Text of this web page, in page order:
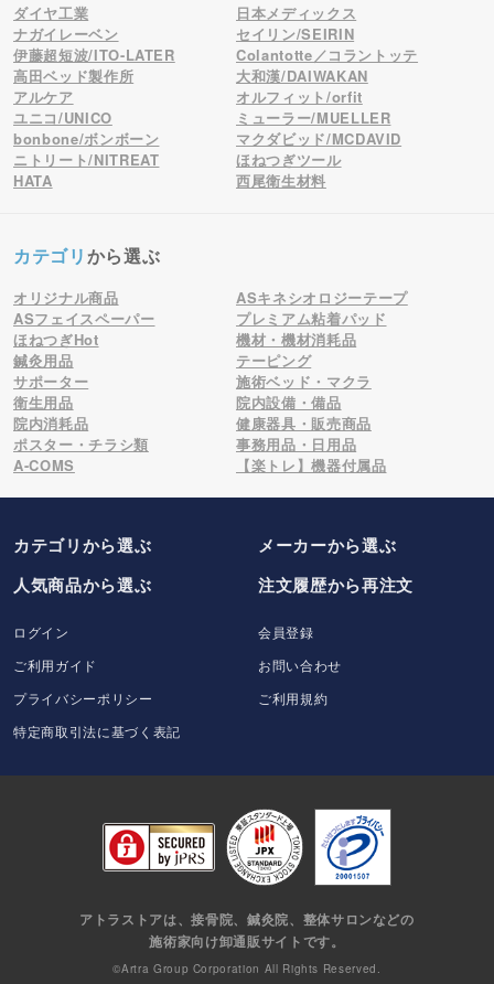
ダイヤ工業
日本メディックス
ナガイレーベン
セイリン/SEIRIN
伊藤超短波/ITO-LATER
Colantotte／コラントッテ
高田ベッド製作所
大和漢/DAIWAKAN
アルケア
オルフィット/orfit
ユニコ/UNICO
ミューラー/MUELLER
bonbone/ボンボーン
マクダビッド/MCDAVID
ニトリート/NITREAT
ほねつぎツール
HATA
西尾衛生材料
カテゴリから選ぶ
オリジナル商品
ASキネシオロジーテープ
ASフェイスペーパー
プレミアム粘着パッド
ほねつぎHot
機材・機材消耗品
鍼灸用品
テーピング
サポーター
施術ベッド・マクラ
衛生用品
院内設備・備品
院内消耗品
健康器具・販売商品
ポスター・チラシ類
事務用品・日用品
A-COMS
【楽トレ】機器付属品
カテゴリから選ぶ メーカーから選ぶ
人気商品から選ぶ
注文履歴から再注文
ログイン
会員登録
ご利用ガイド
お問い合わせ
プライバシーポリシー
ご利用規約
特定商取引法に基づく表記
アトラストアは、接骨院、鍼灸院、整体サロンなどの
施術家向け卸通販サイトです。
©Artra Group Corporation All Rights Reserved.